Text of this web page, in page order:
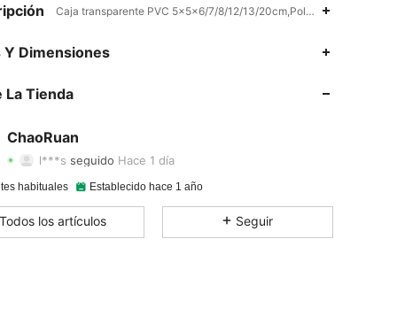
Caja transparente PVC 5x5x6/7/8/12/13/20cm,Policloruro de
Y Dimensiones
La Tienda
ChaoRuan
4.94
4.94
4.94
l***s seguido Hace 1 día
4.94
habituales Establecido hace 1 año
Todos los artículos Seguir